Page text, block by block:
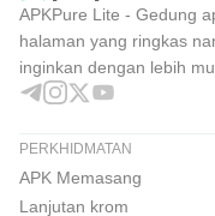
APKPure Lite - Gedung
halaman yang ringkas
inginkan dengan lebih
PERKHIDMATAN
APK Memasang
Lanjutan krom